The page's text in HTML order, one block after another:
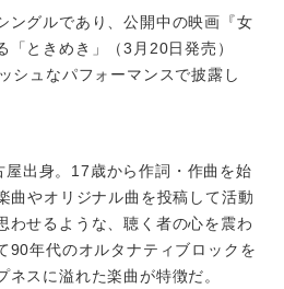
ングルであり、公開中の映画『女
「ときめき」（3月20日発売）
シュなパフォーマンスで披露し
出身。17歳から作詞・作曲を始
曲やオリジナル曲を投稿して活動
わせるような、聴く者の心を震わ
90年代のオルタナティブロックを
スに溢れた楽曲が特徴だ。